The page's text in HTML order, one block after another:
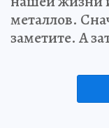
металлов.
заметите. А